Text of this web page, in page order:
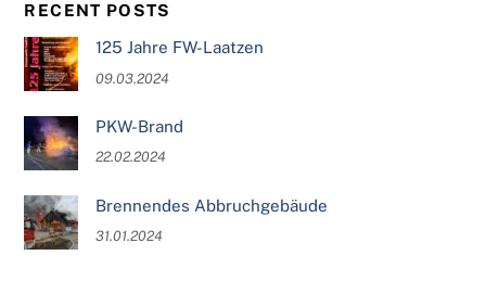
RECENT POSTS
125 Jahre FW-Laatzen
09.03.2024
PKW-Brand
22.02.2024
Brennendes Abbruchgebäude
31.01.2024